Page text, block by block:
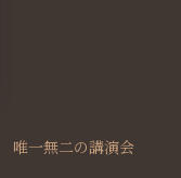
一無二の講演会